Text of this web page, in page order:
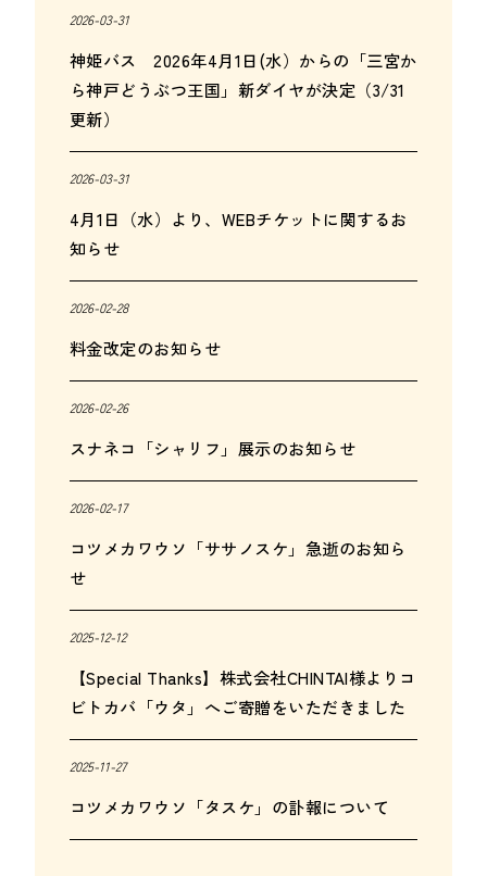
2026-03-31
神姫バス 2026年4月1日(水）からの「三宮か
ら神戸どうぶつ王国」新ダイヤが決定（3/31
更新）
2026-03-31
4月1日（水）より、WEBチケットに関するお
知らせ
2026-02-28
料金改定のお知らせ
2026-02-26
スナネコ「シャリフ」展示のお知らせ
2026-02-17
コツメカワウソ「ササノスケ」急逝のお知ら
せ
2025-12-12
【Special Thanks】株式会社CHINTAI様よりコ
ビトカバ「ウタ」へご寄贈をいただきました
2025-11-27
コツメカワウソ「タスケ」の訃報について